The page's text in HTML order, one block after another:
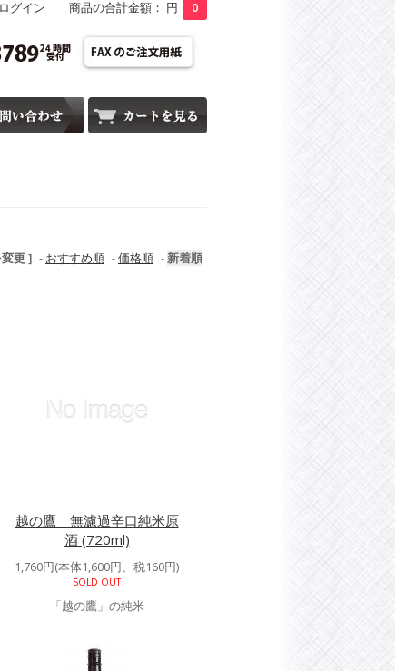
ログイン 商品の合計金額： 円 0
更 ] - おすすめ順 -価格順 -新着順
越の鷹 無濾過辛口純米原
酒 (720ml)
1,760円(本体1,600円、税160円)
SOLD OUT
「越の鷹」の純米